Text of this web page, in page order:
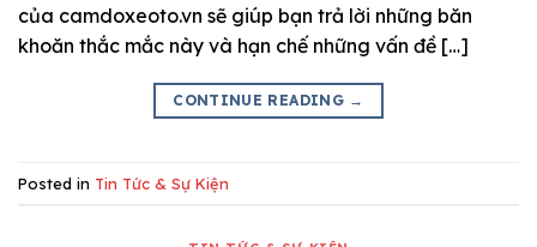
của camdoxeoto.vn sẽ giúp bạn trả lời những băn
khoăn thắc mắc này và hạn chế những vấn đề […]
CONTINUE READING →
Posted in Tin Tức & Sự Kiện